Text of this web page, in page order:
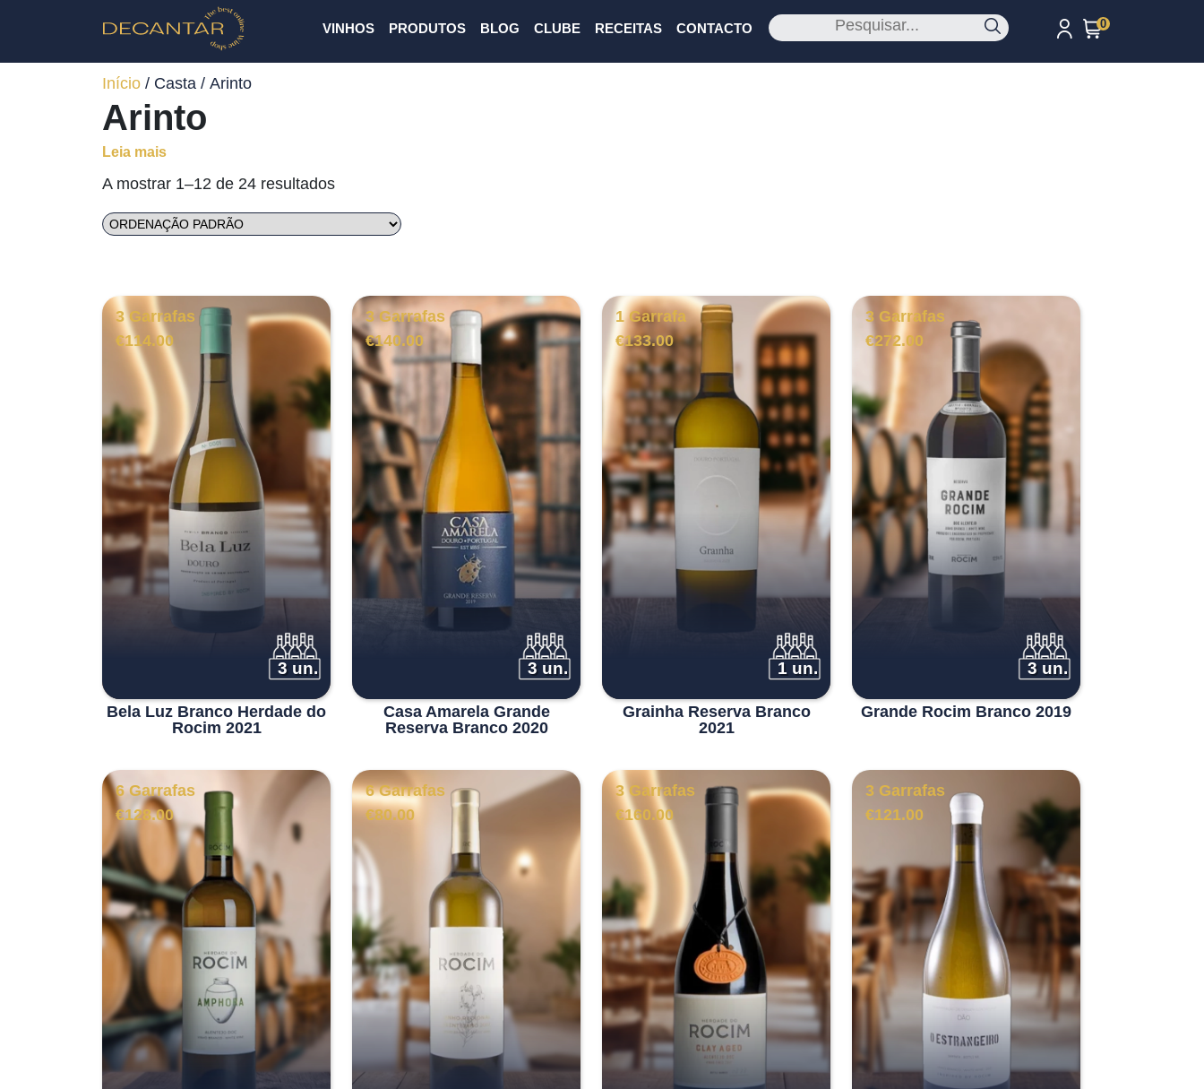
VINHOS PRODUTOS BLOG CLUBE RECEITAS CONTACTO 0
Início / Casta / Arinto
Arinto
Leia mais
A mostrar 1–12 de 24 resultados
3 Garrafas
€114.00
3 un.
Bela Luz Branco Herdade do
Rocim 2021
3 Garrafas
€140.00
3 un.
Casa Amarela Grande
Reserva Branco 2020
1 Garrafa
€133.00
1 un.
Grainha Reserva Branco
2021
3 Garrafas
€272.00
3 un.
Grande Rocim Branco 2019
6 Garrafas
€128.00
6 Garrafas
€80.00
3 Garrafas
€160.00
3 Garrafas
€121.00